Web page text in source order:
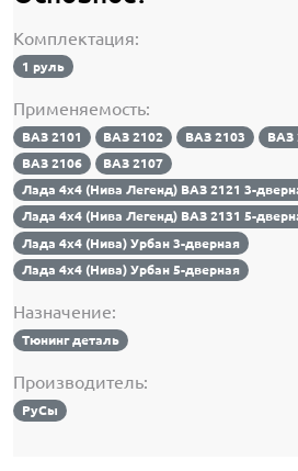
Комплектация:
1 руль
Применяемость:
ВАЗ 2101 ВАЗ 2102 ВАЗ 2103 ВАЗ
ВАЗ 2106
ВАЗ 2107
Лада 4х4 (Нива Легенд) ВАЗ 2121 3-
Лада 4х4 (Нива Легенд) ВАЗ 2131 5-
Лада 4х4 (Нива) Урбан 3-дверная
Лада 4х4 (Нива) Урбан 5-дверная
Назначение:
Тюнинг деталь
Производитель:
РуСы